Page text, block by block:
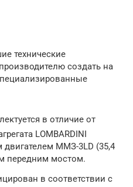
технические
создать на
в отличие от
LOMBARDINI
MMЗ-3LD (35,4
передним мостом.
в соответствии с